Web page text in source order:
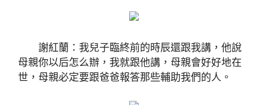
謝紅蘭：我兒子臨終前的時辰還跟我講，他說
母親你以后怎么辦，我就跟他講，母親會好好地在
世，母親必定要跟爸爸報答那些輔助我們的人。